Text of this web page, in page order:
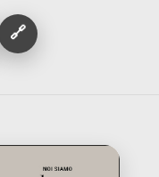
🔗